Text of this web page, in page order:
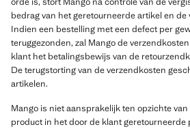
bedrag van het geretourneerde artikel en de
Indien een bestelling met een defect per
teruggezonden, zal Mango de
klant het betalingsbewijs van de
De terugstorting van de verzendkosten
artikelen.
Mango is niet aansprakelijk ten opzichte
product in het door de klant geretourneerde